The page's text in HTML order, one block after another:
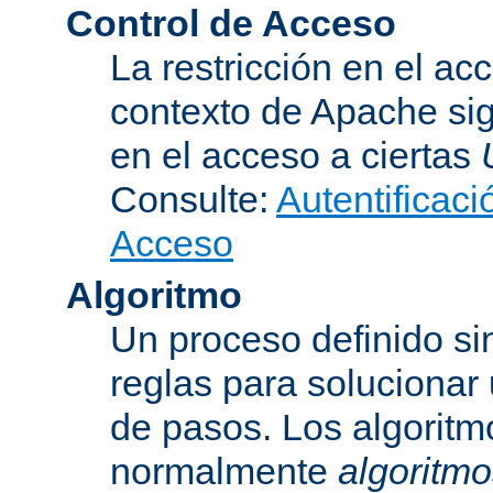
Control de Acceso
La restricción en el
contexto de Apache
en el acceso a ciertas
Consulte:
Acceso
Algoritmo
Un proceso definido
reglas para
de pasos. Los
normalmente